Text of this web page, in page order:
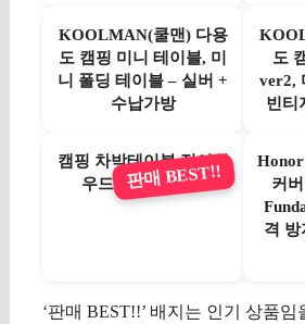
KOOLMAN(쿨맨) 다용
도 캠핑 미니 테이블, 미
니 폴딩 테이블 – 실버 +
수납가방
도
ver2,
빈티
캠핑 차박테이블 접이식
우드 간이 테이블
판매 BEST!!
커
격 방
‘판매 BEST!!’ 배지는 인기 상품